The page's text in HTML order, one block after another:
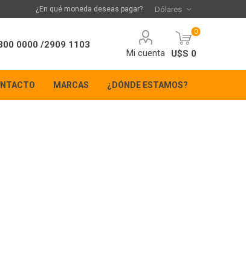
¿En qué moneda deseas pagar?
0000 /2909 1103
Mi cuenta
0
U$S 0
MARCAS ¿DÓNDE ESTAMOS?